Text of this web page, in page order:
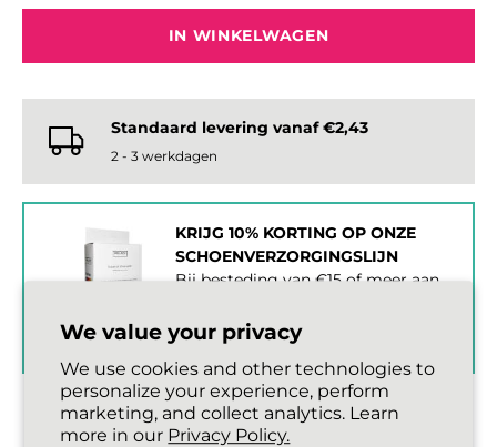
We value your privacy
We use cookies and other technologies to
personalize your experience, perform
marketing, and collect analytics. Learn
more in our Privacy Policy.
IN WINKELWAGEN
Standaard levering vanaf €2,43
2 - 3 werkdagen
KRIJG 10% KORTING OP ONZE
SCHOENVERZORGINGSLIJN
Bij besteding van €15 of meer aan
WINKEL SCHOENVERZORGING '